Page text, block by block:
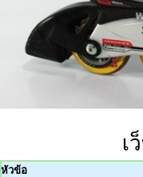
เ
หัวข้อ